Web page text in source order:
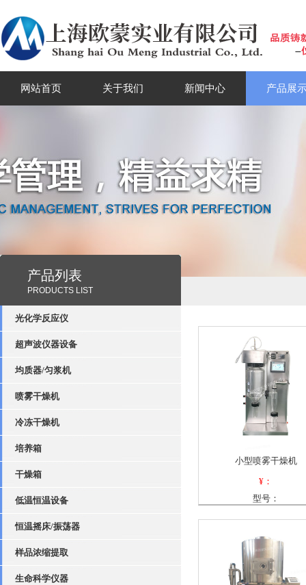
网站首页 关于我们 新闻中心 产品展
产品列表
PRODUCTS LIST
光化学反应仪
超声波仪器设备
均质器/匀浆机
喷雾干燥机
冷冻干燥机
培养箱
干燥箱
低温恒温设备
恒温摇床/振荡器
样品浓缩提取
生命科学仪器
小型喷雾干燥机
¥：
型号：